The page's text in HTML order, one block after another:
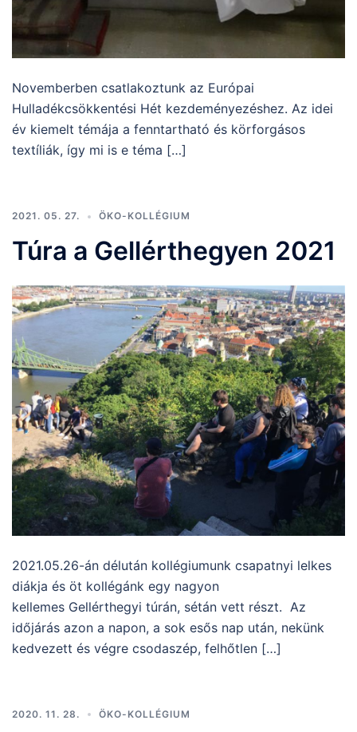
Novemberben csatlakoztunk az Európai
Hulladékcsökkentési Hét kezdeményezéshez. Az idei
év kiemelt témája a fenntartható és körforgásos
textíliák, így mi is e téma […]
2021. 05. 27. ÖKO-KOLLÉGIUM
Túra a Gellérthegyen 2021
2021.05.26-án délután kollégiumunk csapatnyi lelkes
diákja és öt kollégánk egy nagyon
kellemes Gellérthegyi túrán, sétán vett részt. Az
időjárás azon a napon, a sok esős nap után, nekünk
kedvezett és végre csodaszép, felhőtlen […]
2020. 11. 28. ÖKO-KOLLÉGIUM